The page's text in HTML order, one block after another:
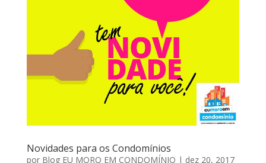
Novidades para os Condomínios
por Blog EU MORO EM CONDOMÍNIO | dez 20, 2017